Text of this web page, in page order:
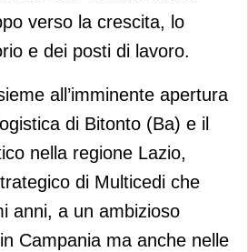
verso la crescita, lo
e dei posti di lavoro.
all’imminente apertura
di Bitonto (Ba) e il
nella regione Lazio,
di Multicedi che
anni, a un ambizioso
Campania ma anche nelle